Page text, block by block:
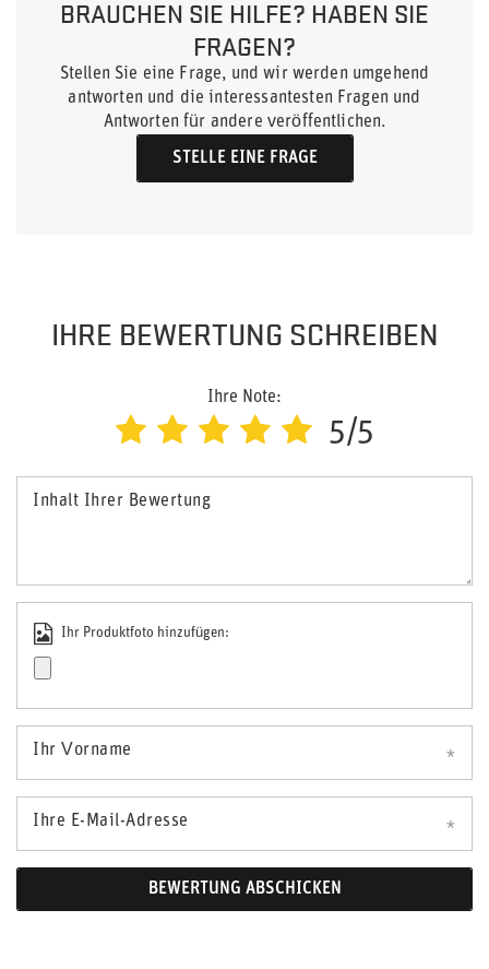
BRAUCHEN SIE HILFE? HABEN SIE
FRAGEN?
Stellen Sie eine Frage, und wir werden umgehend
antworten und die interessantesten Fragen und
Antworten für andere veröffentlichen.
STELLE EINE FRAGE
IHRE BEWERTUNG SCHREIBEN
Ihre Note:
5/5
Inhalt Ihrer Bewertung
Ihr Produktfoto hinzufügen:
Ihr Vorname
Ihre E-Mail-Adresse
BEWERTUNG ABSCHICKEN